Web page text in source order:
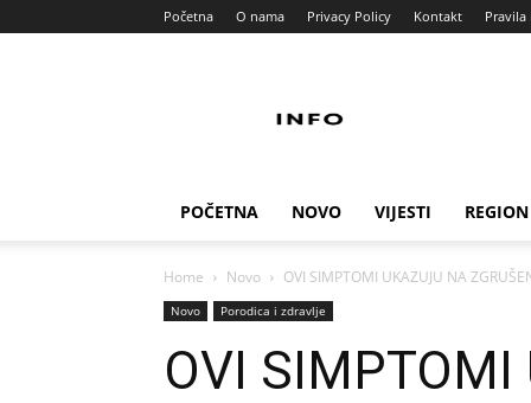
Početna O nama Privacy Policy Kontakt
POČETNA NOVO VIJESTI REGION
Home Novo OVI SIMPTOMI UKAZUJU NA
Novo Porodica i zdravlje
OVI SIMPTOMI